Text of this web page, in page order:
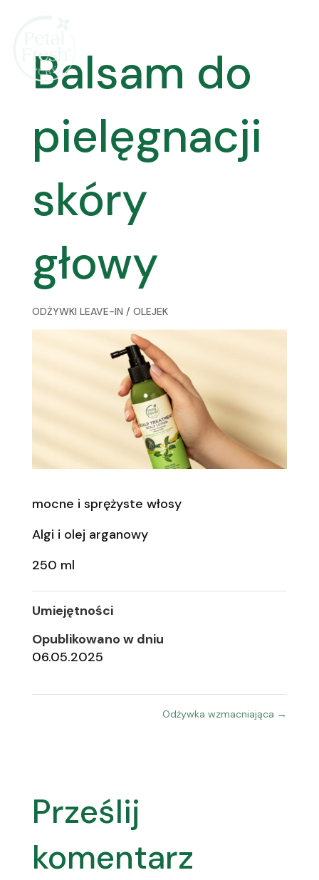
Balsam do
pielęgnacji
skóry
głowy
ODŻYWKI LEAVE-IN / OLEJEK
mocne i sprężyste włosy
Algi i olej arganowy
250 ml
Umiejętności
Opublikowano w dniu
06.05.2025
Odżywka wzmacniająca →
Prześlij
komentarz